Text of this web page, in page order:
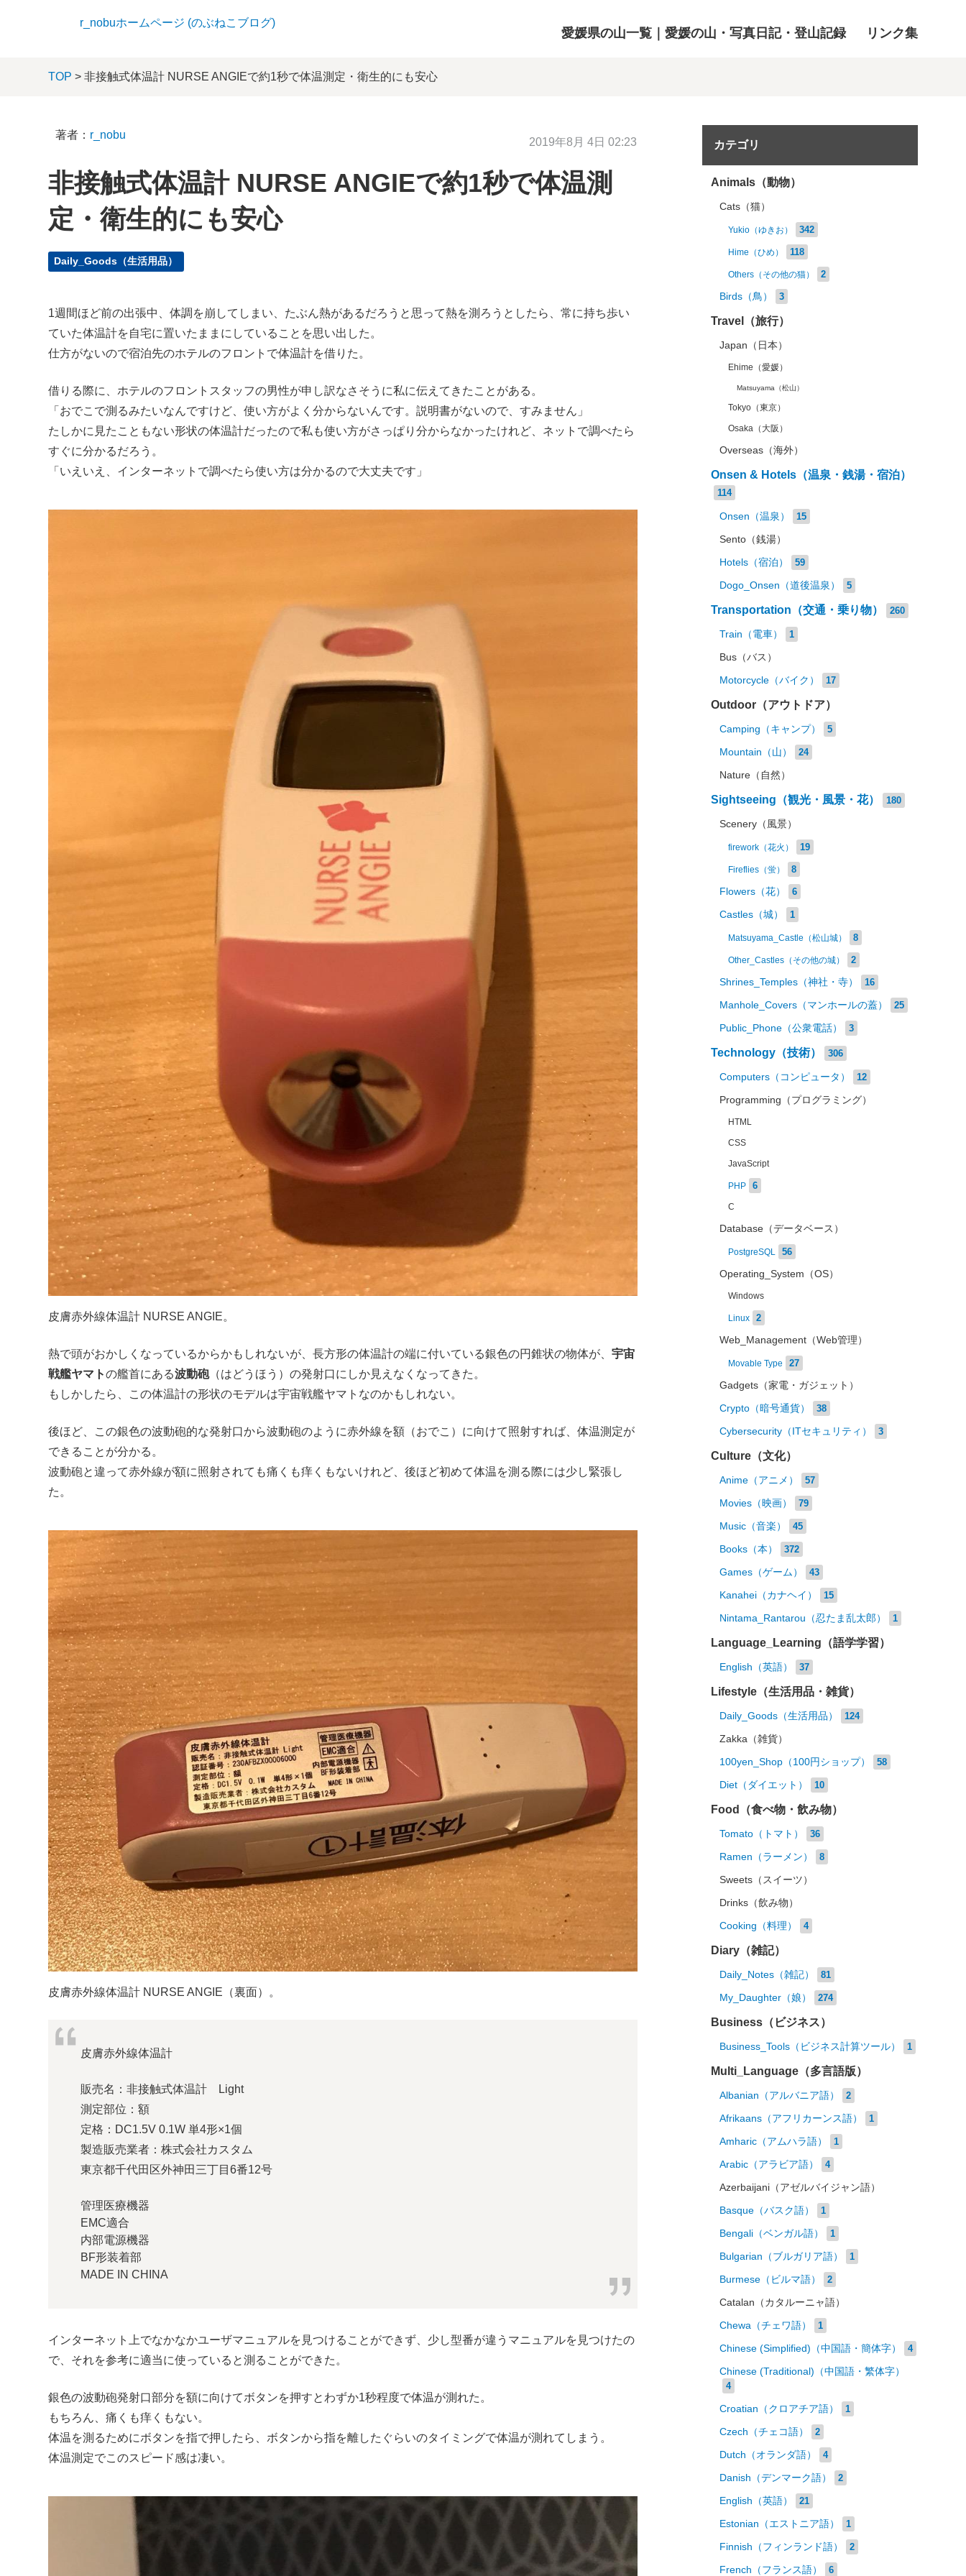
r_nobuホームページ (のぶねこブログ)
愛媛県の山一覧｜愛媛の山・写真日記・登山記録 リンク集
TOP > 非接触式体温計 NURSE ANGIEで約1秒で体温測定・衛生的にも安心
著者： r_nobu
2019年8月 4日 02:23
非接触式体温計 NURSE ANGIEで約1秒で体温測
定・衛生的にも安心
Daily_Goods（生活用品）
1週間ほど前の出張中、体調を崩してしまい、たぶん熱があるだろうと思って熱を測ろうとしたら、常に持ち歩い
ていた体温計を自宅に置いたままにしていることを思い出した。
仕方がないので宿泊先のホテルのフロントで体温計を借りた。
借りる際に、ホテルのフロントスタッフの男性が申し訳なさそうに私に伝えてきたことがある。
「おでこで測るみたいなんですけど、使い方がよく分からないんです。説明書がないので、すみません」
たしかに見たこともない形状の体温計だったので私も使い方がさっぱり分からなかったけれど、ネットで調べたら
すぐに分かるだろう。
「いえいえ、インターネットで調べたら使い方は分かるので大丈夫です」
皮膚赤外線体温計 NURSE ANGIE。
熱で頭がおかしくなっているからかもしれないが、長方形の体温計の端に付いている銀色の円錐状の物体が、宇宙
戦艦ヤマトの艦首にある波動砲（はどうほう）の発射口にしか見えなくなってきた。
もしかしたら、この体温計の形状のモデルは宇宙戦艦ヤマトなのかもしれない。
後ほど、この銀色の波動砲的な発射口から波動砲のように赤外線を額（おでこ）に向けて照射すれば、体温測定が
できることが分かる。
波動砲と違って赤外線が額に照射されても痛くも痒くもないけれど、後ほど初めて体温を測る際には少し緊張し
た。
皮膚赤外線体温計 NURSE ANGIE（裏面）。
皮膚赤外線体温計
販売名：非接触式体温計 Light
測定部位：額
定格：DC1.5V 0.1W 単4形×1個
製造販売業者：株式会社カスタム
東京都千代田区外神田三丁目6番12号
管理医療機器
EMC適合
内部電源機器
BF形装着部
MADE IN CHINA
インターネット上でなかなかユーザマニュアルを見つけることができず、少し型番が違うマニュアルを見つけたの
で、それを参考に適当に使っていると測ることができた。
銀色の波動砲発射口部分を額に向けてボタンを押すとわずか1秒程度で体温が測れた。
もちろん、痛くも痒くもない。
体温を測るためにボタンを指で押したら、ボタンから指を離したぐらいのタイミングで体温が測れてしまう。
体温測定でこのスピード感は凄い。
カテゴリ
Animals（動物）
Cats（猫）
Yukio（ゆきお） 342
Hime（ひめ） 118
Others（その他の猫） 2
Birds（鳥） 3
Travel（旅行）
Japan（日本）
Ehime（愛媛）
Matsuyama（松山）
Tokyo（東京）
Osaka（大阪）
Overseas（海外）
Onsen & Hotels（温泉・銭湯・宿泊）
114
Onsen（温泉） 15
Sento（銭湯）
Hotels（宿泊） 59
Dogo_Onsen（道後温泉） 5
Transportation（交通・乗り物） 260
Train（電車） 1
Bus（バス）
Motorcycle（バイク） 17
Outdoor（アウトドア）
Camping（キャンプ） 5
Mountain（山） 24
Nature（自然）
Sightseeing（観光・風景・花） 180
Scenery（風景）
firework（花火） 19
Fireflies（蛍） 8
Flowers（花） 6
Castles（城） 1
Matsuyama_Castle（松山城） 8
Other_Castles（その他の城） 2
Shrines_Temples（神社・寺） 16
Manhole_Covers（マンホールの蓋） 25
Public_Phone（公衆電話） 3
Technology（技術） 306
Computers（コンピュータ） 12
Programming（プログラミング）
HTML
CSS
JavaScript
PHP 6
C
Database（データベース）
PostgreSQL 56
Operating_System（OS）
Windows
Linux 2
Web_Management（Web管理）
Movable Type 27
Gadgets（家電・ガジェット）
Crypto（暗号通貨） 38
Cybersecurity（ITセキュリティ） 3
Culture（文化）
Anime（アニメ） 57
Movies（映画） 79
Music（音楽） 45
Books（本） 372
Games（ゲーム） 43
Kanahei（カナヘイ） 15
Nintama_Rantarou（忍たま乱太郎） 1
Language_Learning（語学学習）
English（英語） 37
Lifestyle（生活用品・雑貨）
Daily_Goods（生活用品） 124
Zakka（雑貨）
100yen_Shop（100円ショップ） 58
Diet（ダイエット） 10
Food（食べ物・飲み物）
Tomato（トマト） 36
Ramen（ラーメン） 8
Sweets（スイーツ）
Drinks（飲み物）
Cooking（料理） 4
Diary（雑記）
Daily_Notes（雑記） 81
My_Daughter（娘） 274
Business（ビジネス）
Business_Tools（ビジネス計算ツール） 1
Multi_Language（多言語版）
Albanian（アルバニア語） 2
Afrikaans（アフリカーンス語） 1
Amharic（アムハラ語） 1
Arabic（アラビア語） 4
Azerbaijani（アゼルバイジャン語）
Basque（バスク語） 1
Bengali（ベンガル語） 1
Bulgarian（ブルガリア語） 1
Burmese（ビルマ語） 2
Catalan（カタルーニャ語）
Chewa（チェワ語） 1
Chinese (Simplified)（中国語・簡体字） 4
Chinese (Traditional)（中国語・繁体字）
4
Croatian（クロアチア語） 1
Czech（チェコ語） 2
Dutch（オランダ語） 4
Danish（デンマーク語） 2
English（英語） 21
Estonian（エストニア語） 1
Finnish（フィンランド語） 2
French（フランス語） 6